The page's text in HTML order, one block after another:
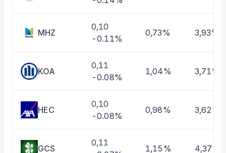
MHZ
0,10
-0.11%
0,73% 3,93%
KOA
0,11
-0.08%
1,04% 3,71%
HEC
0,10
-0.08%
0,98% 3,62%
GCS
0,11
1,15% 4,37%